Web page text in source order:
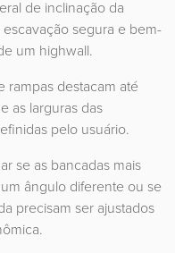
de inclinação da
segura e bem-
um highwall.
rampas destacam até
as larguras das
pelo usuário.
se as bancadas mais
ângulo diferente ou se
precisam ser ajustados